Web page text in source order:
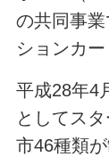
の共同事
ションカー
平成28年4
としてス
市46種類